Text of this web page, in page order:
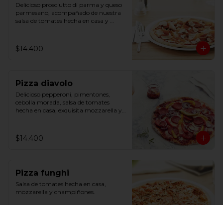
Delicioso prosciutto di parma y queso
parmesano, acompañado de nuestra
salsa de tomates hecha en casa y
$14.400
Pizza diavolo
Delicioso pepperoni, pimentones,
cebolla morada, salsa de tomates
hecha en casa, exquisita mozzarella y
$14.400
Pizza funghi
Salsa de tomates hecha en casa,
mozzarella y champiñones.